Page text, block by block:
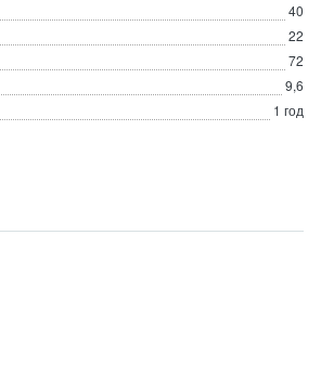
40
22
72
9,6
1 год